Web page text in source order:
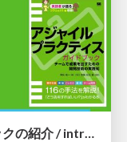
アジャイルプラクティスガイドブックの紹介 / introduction of Agile Practice Guidebook